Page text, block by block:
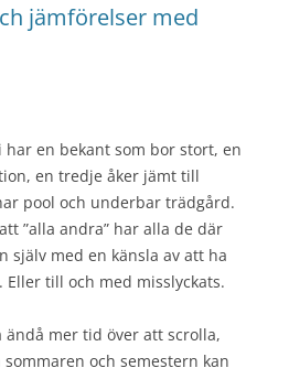
jämförelser med
en bekant som bor stort, en
en tredje åker jämt till
pool och underbar trädgård.
”alla andra” har alla de där
själv med en känsla av att ha
Eller till och med misslyckats.
ändå mer tid över att scrolla,
och semestern kan